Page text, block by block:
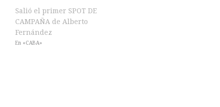
Salió el primer SPOT DE
CAMPAÑA de Alberto
Fernández
En «CABA»